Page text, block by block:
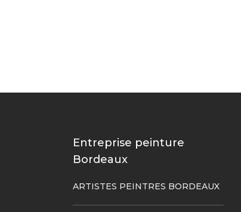
Entreprise peinture
Bordeaux
ARTISTES PEINTRES BORDEAUX